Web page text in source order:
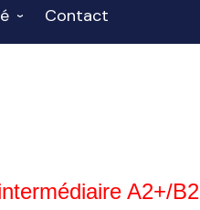
Contact
A2+/B2